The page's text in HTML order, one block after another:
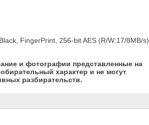
FingerPrint, 256-bit AES (R/W:17/8MB/s)
и фотографии представленные на
характер и не могут
разбирательств.